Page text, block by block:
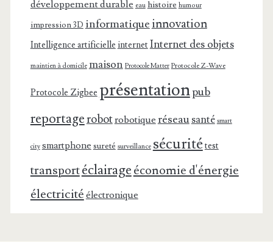
développement durable eau histoire humour
impression 3D informatiqueinnovation
Intelligence artificielle internet Internet des objets
maintien à domicile maison Protocole Matter Protocole Z-Wave
Protocole Zigbee présentationpub
reportagerobotrobotique réseausanté smart
city smartphone sureté surveillance sécuritétest
transportéclairageéconomie d'énergie
électricité électronique